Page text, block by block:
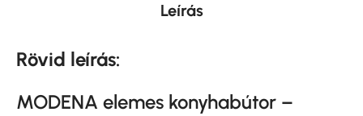
Leírás
Rövid leírás:
MODENA elemes konyhabútor –